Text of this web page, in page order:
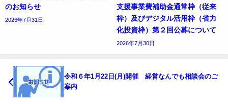
のお知らせ
2026年7月31日
支援事業費補助金通常枠（従来
枠）及びデジタル活用枠（省力
化投資枠）第２回公募について
2026年7月30日
令和６年1月22日(月)開催 経営なんでも相談会のご
案内